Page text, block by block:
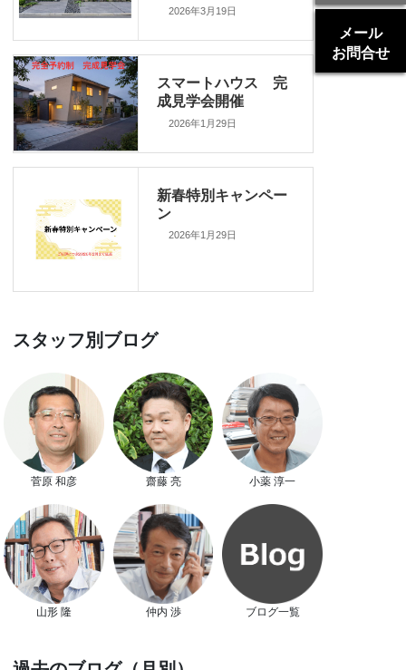
2026年3月19日
スマートハウス 完
成見学会開催
2026年1月29日
新春特別キャンペー
ン
2026年1月29日
スタッフ別ブログ
菅原 和彦 齋藤 亮 小薬 淳一
山形 隆 仲内 渉 ブログ一覧
メール
お問合せ